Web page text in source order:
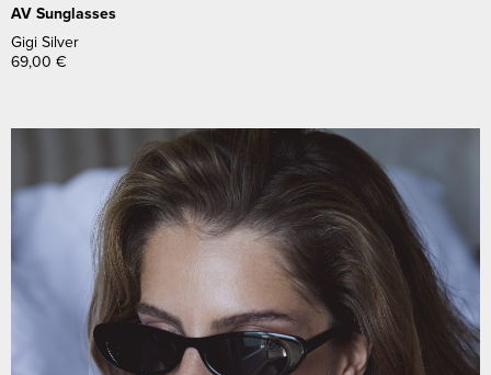
AV Sunglasses
Gigi Silver
69,00 €